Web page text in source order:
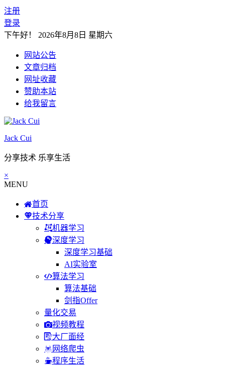
注册
登录
下午好！ 2026年8月8日 星期六
网站公告
文章归档
网址收藏
赞助本站
给我留言
Jack Cui
分享技术 乐享生活
×
MENU
首页
技术分享
机器学习
深度学习
深度学习基础
AI实验室
算法学习
算法基础
剑指Offer
量化交易
视频教程
大厂面经
网络爬虫
程序生活